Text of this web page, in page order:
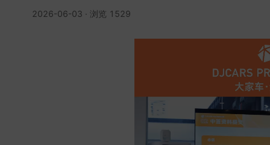
2026-06-03 · 浏览 1529